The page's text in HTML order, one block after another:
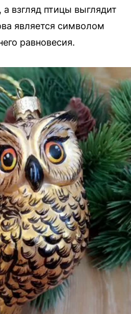
взгляд птицы выглядит
является символом
равновесия.